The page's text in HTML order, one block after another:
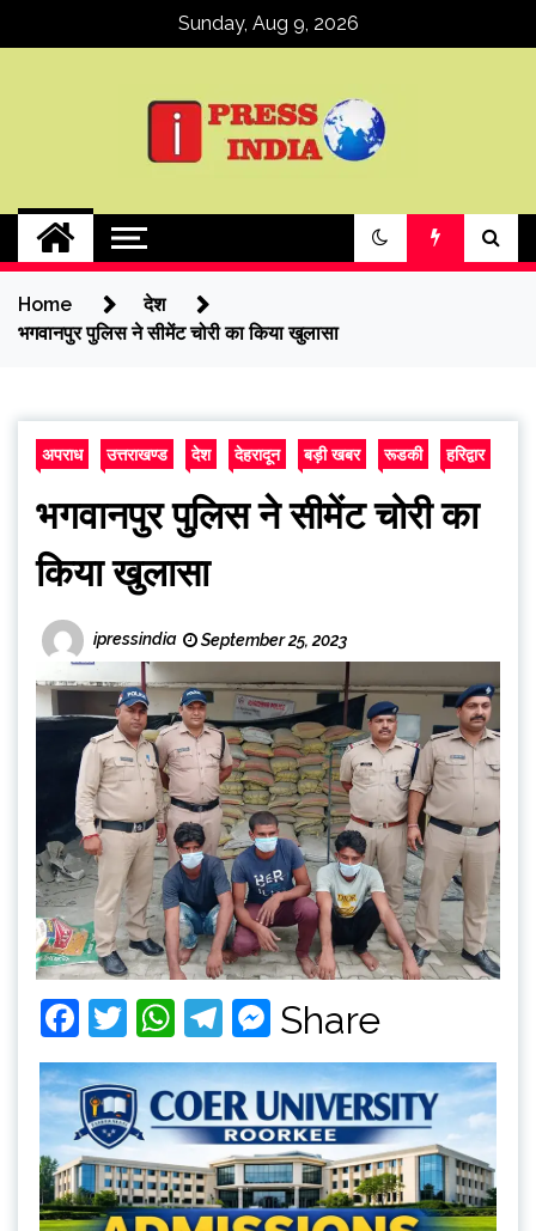
Sunday, Aug 9, 2026
ipressindia
Home
देश
भगवानपुर पुलिस ने सीमेंट चोरी का किया खुलासा
अपराध उत्तराखण्ड देश देहरादून बड़ी खबर रूडकी हरिद्वार
भगवानपुर पुलिस ने सीमेंट चोरी का
किया खुलासा
ipressindia September 25, 2023
Facebook
Twitter
WhatsApp
Telegram
Messenger
Share